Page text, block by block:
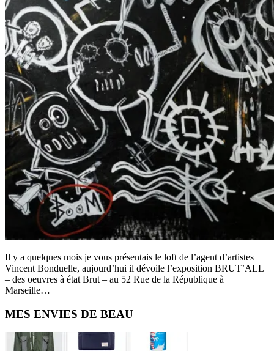
Il y a quelques mois je vous présentais le loft de l’agent d’artistes
Vincent Bonduelle, aujourd’hui il dévoile l’exposition BRUT’ALL
– des oeuvres à état Brut – au 52 Rue de la République à
Marseille…
Primary
Sidebar
MES ENVIES DE BEAU